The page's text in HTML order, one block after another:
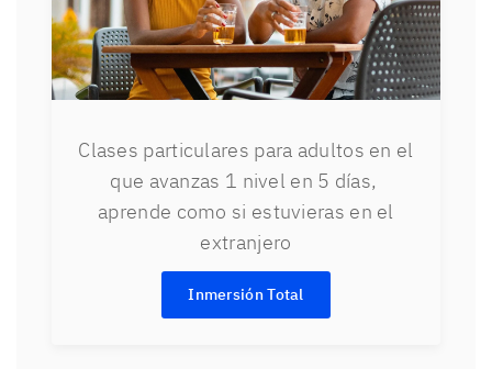
Clases particulares para adultos en el
que avanzas 1 nivel en 5 días,
aprende como si estuvieras en el
extranjero
Inmersión Total